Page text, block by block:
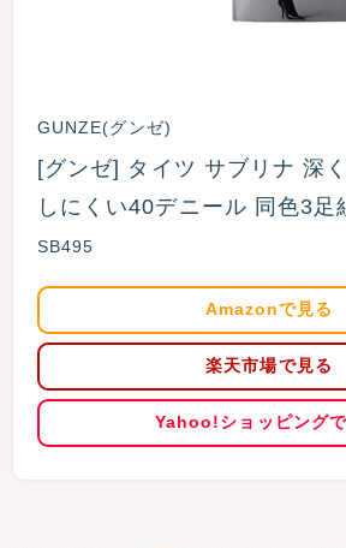
GUNZE(グンゼ)
[グンゼ] タイツ サブリナ 深
しにくい40デニール 同色3足
SB495
Amazonで見る
楽天市場で見る
Yahoo!ショッピング